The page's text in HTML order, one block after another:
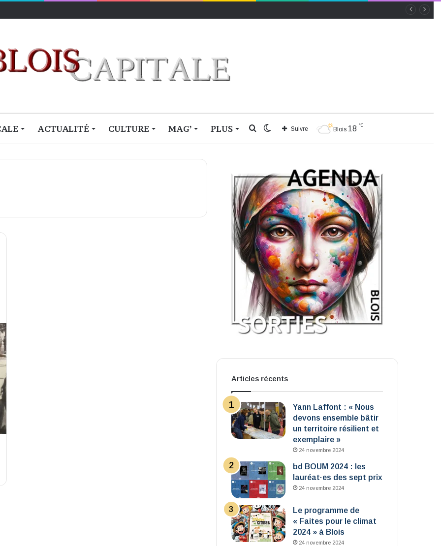
ACTUALITÉ CULTURE MAG’ PLUS Blois 18 ℃
Suivre
Switch
Rechercher
Articles récents
Yann Laffont : « Nous
devons ensemble bâtir
un territoire résilient et
exemplaire »
24 novembre 2024
bd BOUM 2024 : les
lauréat·es des sept prix
24 novembre 2024
Le programme de
« Faites pour le climat
2024 » à Blois
24 novembre 2024